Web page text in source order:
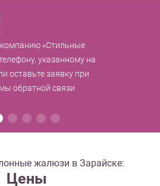
«Стильные
указанному на
оставьте заявку при
обратной связи
жалюзи в Зарайске:
Цены